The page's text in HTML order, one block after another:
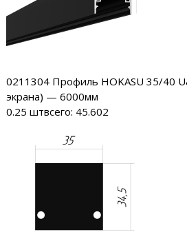
0211304 Профиль HOKASU 35/40
экрана) — 6000мм
0.25 штвсего: 45.602